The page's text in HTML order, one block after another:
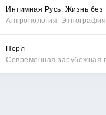
Антропология. Этнография
Перл